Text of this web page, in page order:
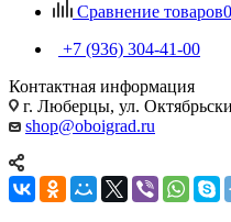
Сравнение товаров0
+7 (936) 304-41-00
Контактная информация
г. Люберцы, ул.
shop@oboigrad.ru